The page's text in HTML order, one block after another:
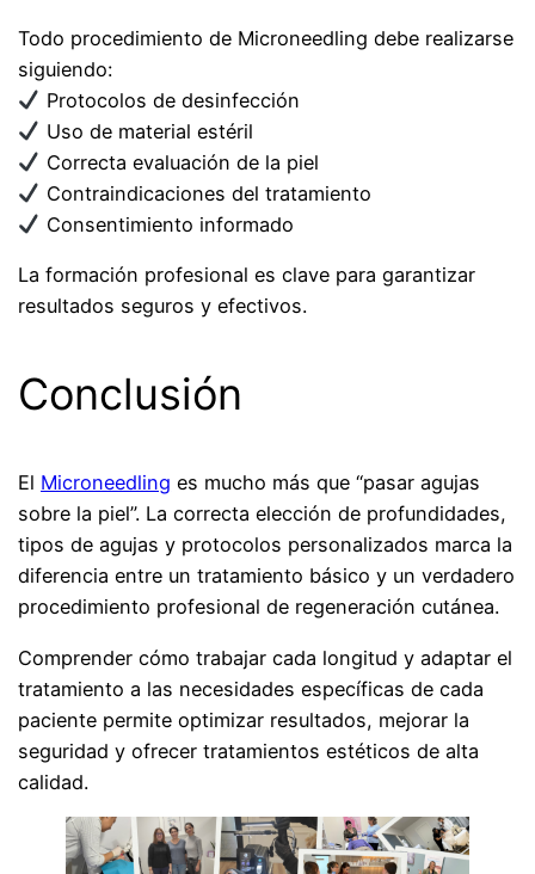
Todo procedimiento de Microneedling debe realizarse
siguiendo:
Protocolos de desinfección
Uso de material estéril
Correcta evaluación de la piel
Contraindicaciones del tratamiento
Consentimiento informado
La formación profesional es clave para garantizar
resultados seguros y efectivos.
Conclusión
El Microneedling es mucho más que “pasar agujas
sobre la piel”. La correcta elección de profundidades,
tipos de agujas y protocolos personalizados marca la
diferencia entre un tratamiento básico y un verdadero
procedimiento profesional de regeneración cutánea.
Comprender cómo trabajar cada longitud y adaptar el
tratamiento a las necesidades específicas de cada
paciente permite optimizar resultados, mejorar la
seguridad y ofrecer tratamientos estéticos de alta
calidad.